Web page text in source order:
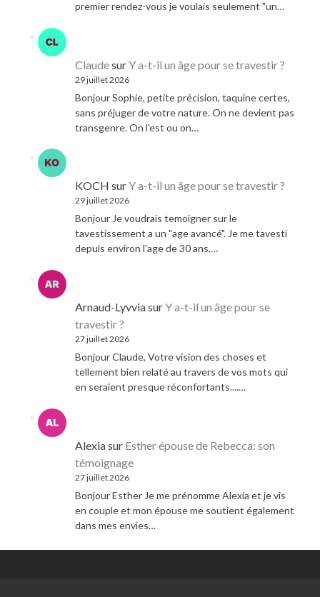
premier rendez-vous je voulais seulement "un…
ClaudesurY a-t-il un âge pour se travestir ?
29 juillet 2026
Bonjour Sophie, petite précision, taquine certes,
sans préjuger de votre nature. On ne devient pas
transgenre. On l'est ou on…
KOCH surY a-t-il un âge pour se travestir ?
29 juillet 2026
Bonjour Je voudrais temoigner sur le
tavestissement a un "age avancé". Je me tavesti
depuis environ l'age de 30 ans,…
Arnaud-LyvviasurY a-t-il un âge pour se
travestir ?
27 juillet 2026
Bonjour Claude, Votre vision des choses et
tellement bien relaté au travers de vos mots qui
en seraient presque réconfortants....…
Alexiasur Esther épouse de Rebecca: son
témoignage
27 juillet 2026
Bonjour Esther Je me prénomme Alexia et je vis
en couple et mon épouse me soutient également
dans mes envies…